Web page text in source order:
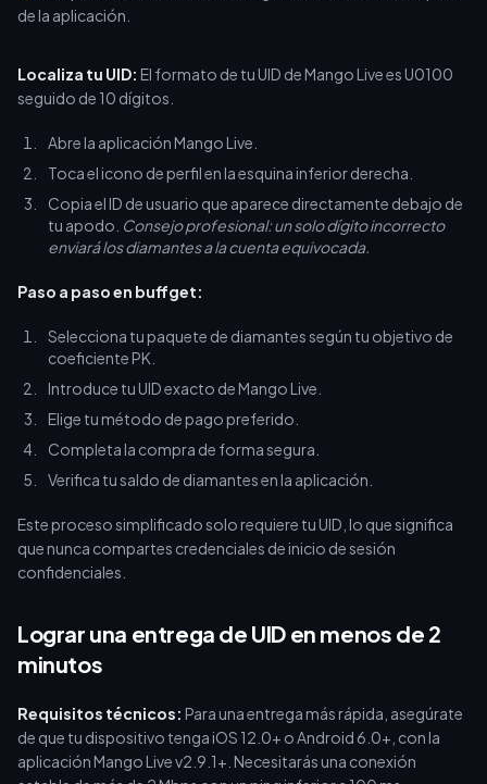
Localiza tu UID: El formato de tu UID de Mango Live es U0100
seguido de 10 dígitos.
Abre la aplicación Mango Live.
Toca el icono de perfil en la esquina inferior derecha.
Copia el ID de usuario que aparece directamente debajo de
tu apodo. Consejo profesional: un solo dígito incorrecto
enviará los diamantes a la cuenta equivocada.
Paso a paso en buffget:
Selecciona tu paquete de diamantes según tu objetivo de
coeficiente PK.
Introduce tu UID exacto de Mango Live.
Elige tu método de pago preferido.
Completa la compra de forma segura.
Verifica tu saldo de diamantes en la aplicación.
Este proceso simplificado solo requiere tu UID, lo que significa
que nunca compartes credenciales de inicio de sesión
confidenciales.
Lograr una entrega de UID en menos de 2
minutos
Requisitos técnicos: Para una entrega más rápida, asegúrate
de que tu dispositivo tenga iOS 12.0+ o Android 6.0+, con la
aplicación Mango Live v2.9.1+. Necesitarás una conexión